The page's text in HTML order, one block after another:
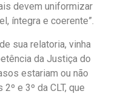
devem uniformizar
íntegra e coerente”.
sua relatoria, vinha
da Justiça do
estariam ou não
e 3º da CLT, que